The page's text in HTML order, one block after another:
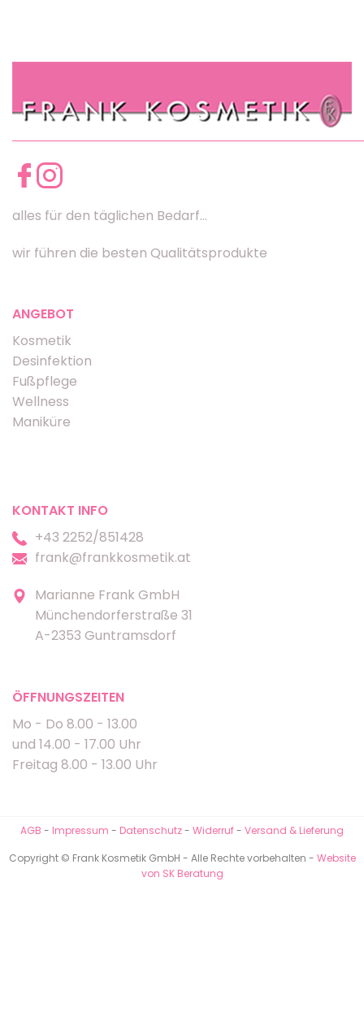
alles für den täglichen Bedarf...
wir führen die besten Qualitätsprodukte
ANGEBOT
Kosmetik
Desinfektion
Fußpflege
Wellness
Maniküre
KONTAKT INFO
+43 2252/851428
frank@frankkosmetik.at
Marianne Frank GmbH
Münchendorferstraße 31
A-2353 Guntramsdorf
ÖFFNUNGSZEITEN
Mo - Do 8.00 - 13.00
und 14.00 - 17.00 Uhr
Freitag 8.00 - 13.00 Uhr
AGB - Impressum - Datenschutz- Widerruf- Versand & Lieferung
Copyright © Frank Kosmetik GmbH - Alle Rechte vorbehalten - Website
von SK Beratung